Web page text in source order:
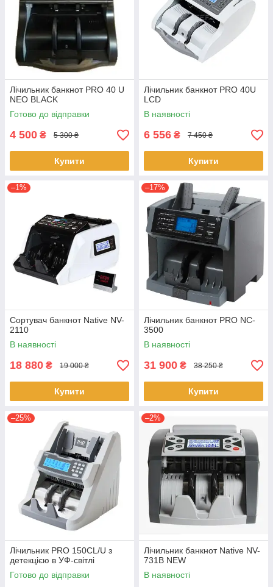
Лічильник банкнот PRO 40 U
NEO BLACK
Готово до відправки
4 500 ₴ 5 300 ₴
Купити
Лічильник банкнот PRO 40U
LCD
В наявності
6 556 ₴ 7 450 ₴
Купити
–1%
Сортувач банкнот Native NV-
2110
В наявності
18 880 ₴ 19 000 ₴
Купити
–17%
Лічильник банкнот PRO NC-
3500
В наявності
31 900 ₴ 38 250 ₴
Купити
–25%
Лічильник PRO 150CL/U з
детекцією в УФ-світлі
Готово до відправки
–2%
Лічильник банкнот Native NV-
731B NEW
В наявності